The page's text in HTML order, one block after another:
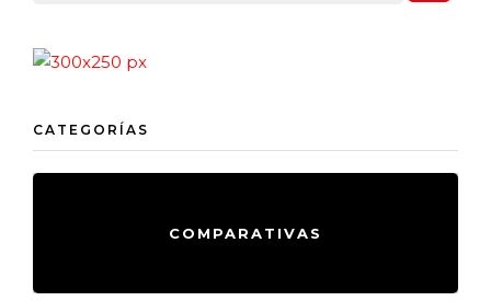
CATEGORÍAS
COMPARATIVAS